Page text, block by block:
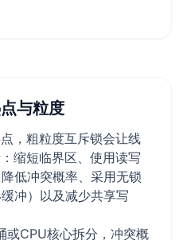
与粒度
，粗粒度互斥锁会让线
缩短临界区、使用读写
低冲突概率、采用无锁
冲）以及减少共享写
或CPU核心拆分，冲突概